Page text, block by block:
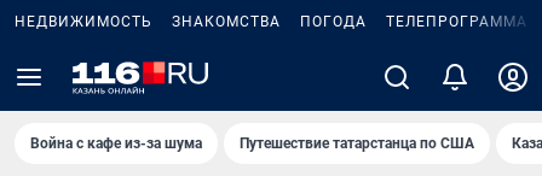
НЕДВИЖИМОСТЬ ЗНАКОМСТВА ПОГОДА ТЕЛЕПРОГРАММА
Война с кафе из-за шума Путешествие татарстанца по США